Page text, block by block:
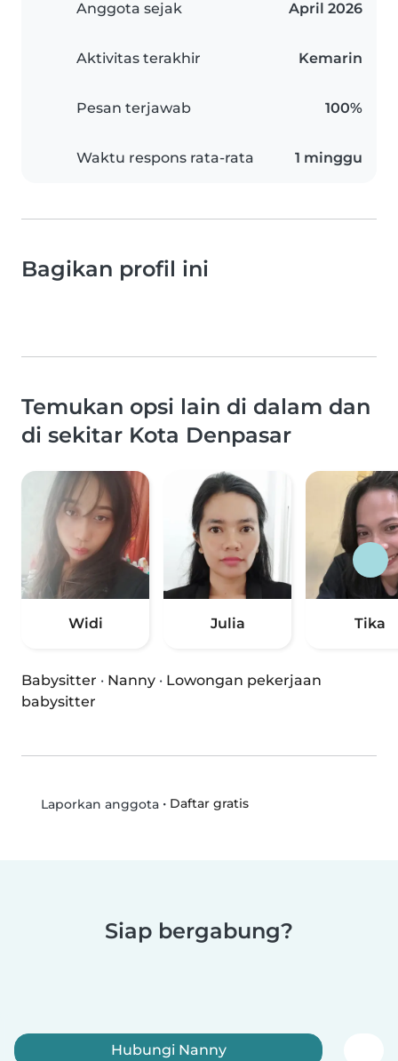
Anggota sejak April 2026
Aktivitas terakhir Kemarin
Pesan terjawab 100%
Waktu respons rata-rata 1 minggu
Bagikan profil ini
Temukan opsi lain di dalam dan
di sekitar Kota Denpasar
Widi Julia Tika
Babysitter · Nanny · Lowongan pekerjaan
babysitter
Laporkan anggota• Daftar gratis
Siap bergabung?
Hubungi Nanny